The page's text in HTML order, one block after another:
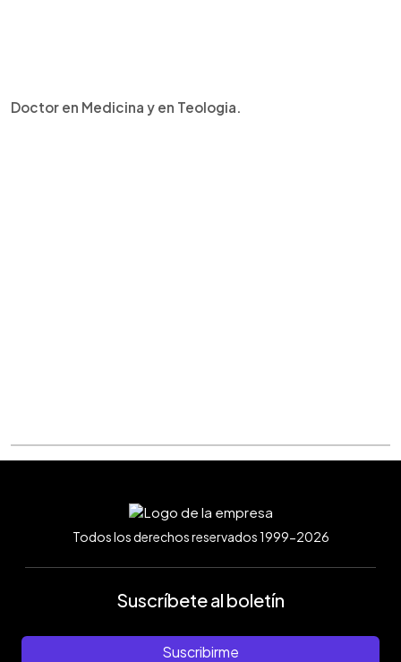
Doctor en Medicina y en Teologia.
Todos los derechos reservados 1999-2026
Suscríbete al boletín
Suscribirme